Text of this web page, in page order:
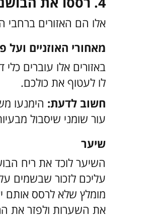
אלו הם האזורים
מאחורי האוזניים ועל
באזורים אלו עוברים
לו לעטוף את כולכם.
חשוב לדעת: הימנעו
עור שומני שיסבול
שיער
השיער לוכד את ריח
עליכם לזכור שבשמים
מומלץ שלא לרסס
את השערות ולפזר את